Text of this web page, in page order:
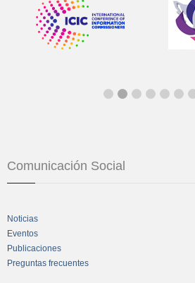
Comunicación Social
Noticias
Eventos
Publicaciones
Preguntas frecuentes